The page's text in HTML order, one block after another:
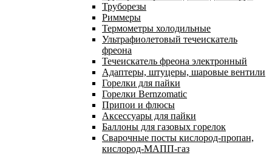
Труборезы
Риммеры
Термометры холодильные
Ультрафиолетовый течеискатель
фреона
Течеискатель фреона электронный
Адаптеры, штуцеры, шаровые вентили
Горелки для пайки
Горелки Bernzomatic
Припои и флюсы
Аксессуары для пайки
Баллоны для газовых горелок
Сварочные посты кислород-пропан,
кислород-МАПП-газ